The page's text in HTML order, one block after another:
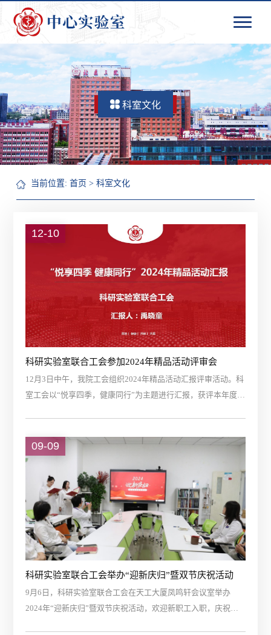
科室文化
当前位置:首页 >科室文化
12-10
科研实验室联合工会参加2024年精品活动评审会
12月3日中午，我院工会组织2024年精品活动汇报评审活动。科
室工会以“悦享四季，健康同行”为主题进行汇报，获评本年度
活动，让职工关注个人健康状态，养成良好的膳食习惯和锻炼
习惯。精品活动的组织形式融入四季特征，针对身体、膳食、
环境和心理四个维度开展。初春时节，工会组织职工赴国家植
物园进行踏春和拓展锻炼团建活动。...
09-09
科研实验室联合工会举办“迎新庆归”暨双节庆祝活动
9月6日，科研实验室联合工会在天工大厦凤鸣轩会议室举办
2024年“迎新庆归”暨双节庆祝活动，欢迎新职工入职，庆祝出